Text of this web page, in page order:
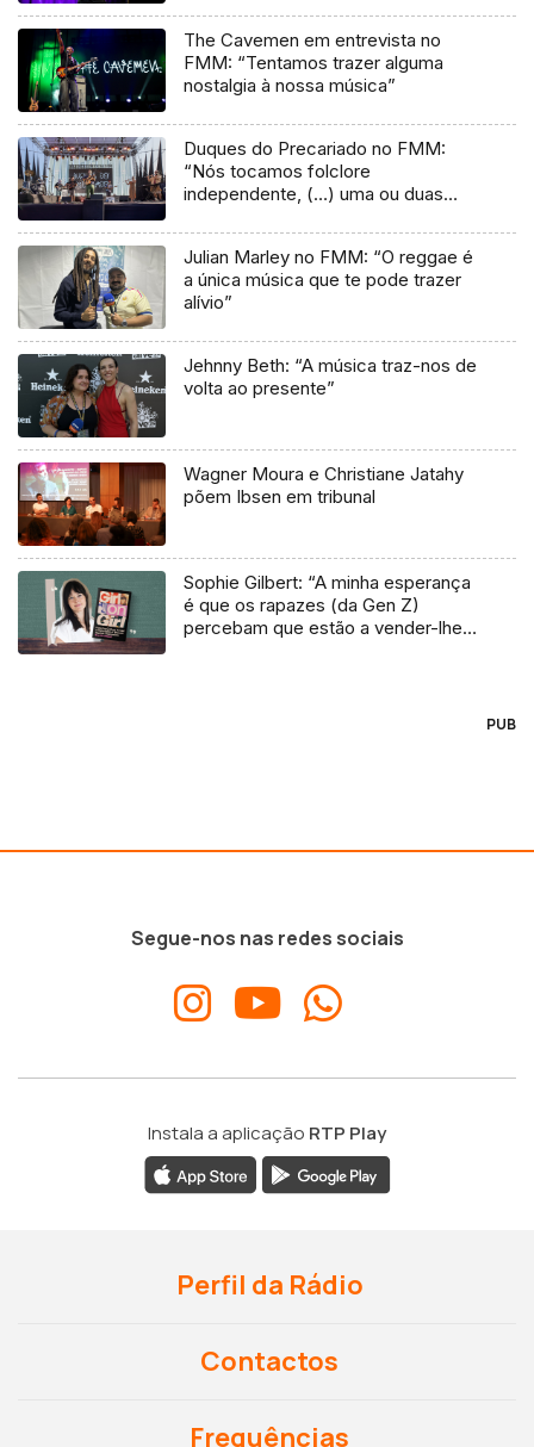
The Cavemen em entrevista no
FMM: “Tentamos trazer alguma
nostalgia à nossa música”
Duques do Precariado no FMM:
“Nós tocamos folclore
independente, (…) uma ou duas
Julian Marley no FMM: “O reggae é
a única música que te pode trazer
alívio”
Jehnny Beth: “A música traz-nos de
volta ao presente”
Wagner Moura e Christiane Jatahy
põem Ibsen em tribunal
Sophie Gilbert: “A minha esperança
é que os rapazes (da Gen Z)
percebam que estão a vender-lhes
PUB
Segue-nos nas redes sociais
Instala a aplicação RTP Play
Perfil da Rádio
Contactos
Frequências